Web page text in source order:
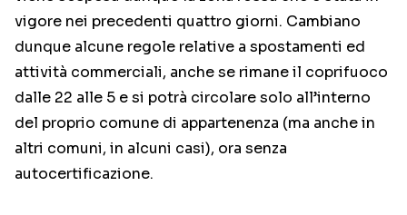
vigore nei precedenti quattro giorni. Cambiano
dunque alcune regole relative a spostamenti ed
attività commerciali, anche se rimane il coprifuoco
dalle 22 alle 5 e si potrà circolare solo all’interno
del proprio comune di appartenenza (ma anche in
altri comuni, in alcuni casi), ora senza
autocertificazione.